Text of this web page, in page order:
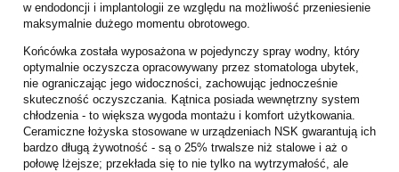
w endodoncji i implantologii ze względu na możliwość przeniesienie
maksymalnie dużego momentu obrotowego.
Końcówka została wyposażona w pojedynczy spray wodny, który
optymalnie oczyszcza opracowywany przez stomatologa ubytek,
nie ograniczając jego widoczności, zachowując jednocześnie
skuteczność oczyszczania. Kątnica posiada wewnętrzny system
chłodzenia - to większa wygoda montażu i komfort użytkowania.
Ceramiczne łożyska stosowane w urządzeniach NSK gwarantują ich
bardzo długą żywotność - są o 25% trwalsze niż stalowe i aż o
połowę lżejsze; przekłada się to nie tylko na wytrzymałość, ale